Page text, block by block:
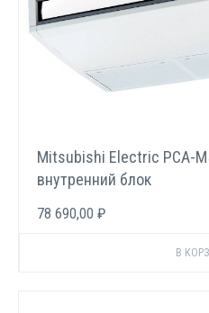
Mitsubishi Electric PCA-
внутренний блок
78 690,00 ₽